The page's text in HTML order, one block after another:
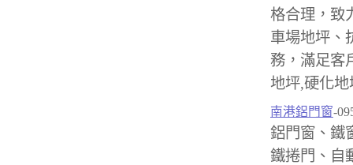
格合理，致
車場地坪、
務，滿足客
地坪,硬化地
南港鋁門窗-
鋁門窗、鐵
鐵捲門、自